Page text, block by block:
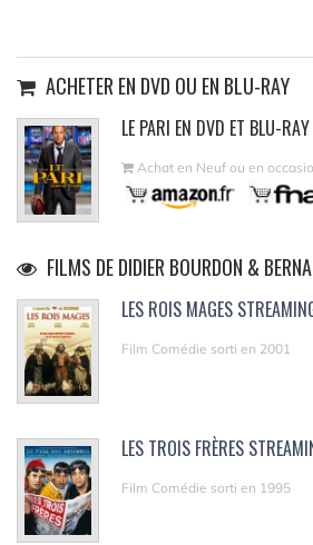
ACHETER EN DVD OU EN BLU-RAY
LE PARI EN DVD ET BLU-RAY
Achat en Neuf ou en
FILMS DE DIDIER BOURDON &
LES ROIS MAGES
Film Comédie sorti en 2001
LES TROIS FRÈRES
Film Comédie sorti en 1995